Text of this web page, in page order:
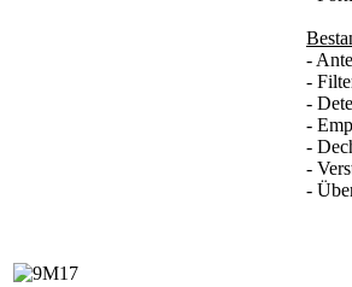
-
-
-
-
-
-
-